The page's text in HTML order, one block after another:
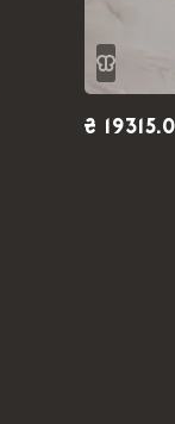
₴